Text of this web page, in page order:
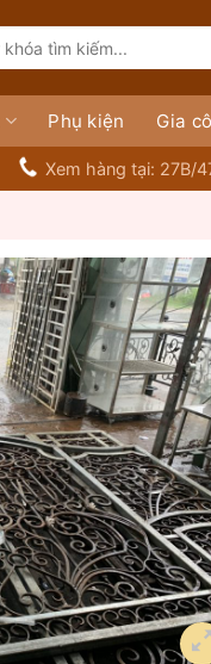
Phụ kiện Gia
Xem hàng tại: 27B/